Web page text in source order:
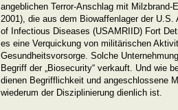
angeblichen Terror-Anschlag mit Milzbrand-
2001), die aus dem Biowaffenlager der
of Infectious Diseases (USAMRIID) Fort
es eine Verquickung von militärischen
Gesundheitsvorsorge. Solche
Begriff der „Biosecurity“ verkauft. Und wie
dienen Begrifflichkeit und angeschlossene
wiederum der Disziplinierung dienlich ist.